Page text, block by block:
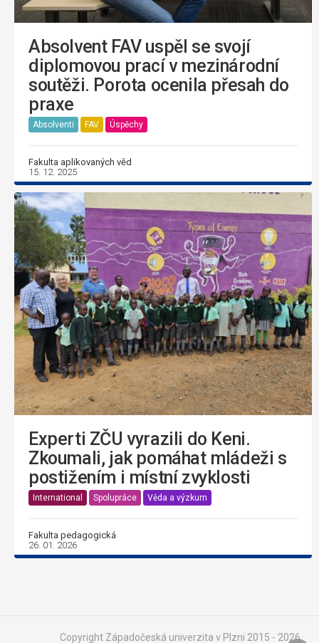
Absolvent FAV uspěl se svojí
diplomovou prací v mezinárodní
soutěži. Porota ocenila přesah do
praxe
Absolventi FAV Úspěchy
Fakulta aplikovaných věd
15. 12. 2025
Experti ZČU vyrazili do Keni.
Zkoumali, jak pomáhat mládeži s
postižením i místní zvyklosti
International Spolupráce Věda a výzkum
Fakulta pedagogická
26. 01. 2026
Copyright Západočeská univerzita v Plzni 2015 - 2026,